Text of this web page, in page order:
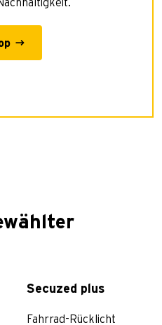
Secuzed plus
Fahrrad-Rücklicht